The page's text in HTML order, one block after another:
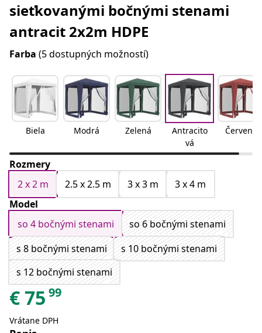
sieťkovanými bočnými stenami
antracit 2x2m HDPE
Farba (5 dostupných možností)
Biela Modrá Zelená
Antracito
vá
Červená
Rozmery
2 x 2 m
2.5 x 2.5 m 3 x 3 m
3 x 4 m
Model
so 4 bočnými stenami
so 6 bočnými stenami
s 8 bočnými stenami
s 10 bočnými stenami
s 12 bočnými stenami
€75 99
Vrátane DPH